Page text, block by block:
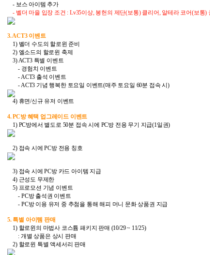
- 보스 아이템 추가
- 벨더 마을 입장 조건 : Lv35이상, 봉헌의 제단(보통) 클리어, 알테라 코어(보통) 클
3. ACT3 이벤트
1) 벨더 수도의 할로윈 준비
2) 엘소드의 할로윈 축제
3) ACT3 특별 이벤트
- 경험치 이벤트
- ACT3 출석 이벤트
- ACT3 기념 행복한 토요일 이벤트(매주 토요일 60분 접속 시)
4) 휴면/신규 유저 이벤트
4. PC방 혜택 업그레이드 이벤트
1) PC방에서 별도로 50분 접속 시에 PC방 전용 무기 지급(1일권)
2) 접속 시에 PC방 전용 칭호
3) 접속 시에 PC방 카드 아이템 지급
4) 근성도 무제한
5) 프로모션 기념 이벤트
- PC방 출석권 이벤트
- PC방 이용 유저 중 추첨을 통해 해피 머니 문화 상품권 지급
5. 특별 아이템 판매
1) 할로윈의 마법사 코스튬 패키지 판매 (10/29 ~ 11/25)
: 개별 상품은 상시 판매
2) 할로윈 특별 액세서리 판매